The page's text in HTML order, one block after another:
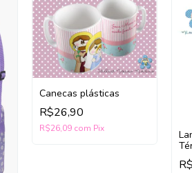
Canecas plásticas
R$26,90
R$26,09 com Pix